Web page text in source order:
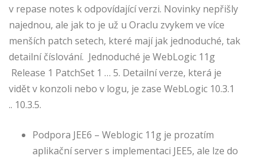
v repase notes k odpovídající verzi. Novinky nepřišly
najednou, ale jak to je už u Oraclu zvykem ve více
menších patch setech, které mají jak jednoduché, tak
detailní číslování. Jednoduché je WebLogic 11g
Release 1 PatchSet 1 … 5. Detailní verze, která je
vidět v konzoli nebo v logu, je zase WebLogic 10.3.1
.. 10.3.5.
Podpora JEE6 – Weblogic 11g je prozatím
aplikační server s implementaci JEE5, ale lze do